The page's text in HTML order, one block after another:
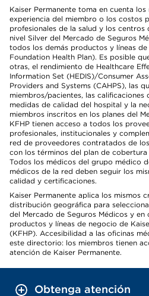
Kaiser Permanente toma en cuenta
experiencia del miembro o los costos
profesionales de la salud y los centros
nivel Silver del Mercado de Seguros
todos los demás productos y líneas
Foundation Health Plan). Es posible
otras, el rendimiento de Healthcare
Information Set (HEDIS)/Consumer
Providers and Systems (CAHPS), las
miembros/pacientes, las calificaciones
medidas de calidad del hospital y la
miembros inscritos en los planes del
KFHP tienen acceso a todos los
profesionales, institucionales y
red de proveedores contratados de
con los términos del plan de
Todos los médicos del grupo médico
médicos de la red deben seguir los
calidad y certificaciones.
Kaiser Permanente aplica los mismos
distribución geográfica para
del Mercado de Seguros Médicos y
productos y líneas de negocio de
(KFHP). Accesibilidad a las oficinas
este directorio: los miembros tienen
atención de Kaiser Permanente.
Obtenga atención